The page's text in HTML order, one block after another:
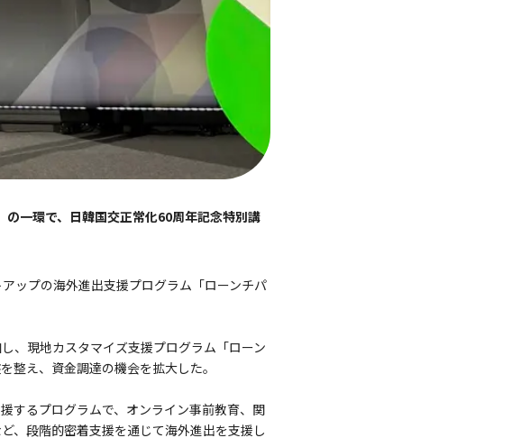
一環で、日韓国交正常化60周年記念特別講
ップの海外進出支援プログラム「ローンチパ
、現地カスタマイズ支援プログラム「ローン
整え、資金調達の機会を拡大した。
するプログラムで、オンライン事前教育、関
、段階的密着支援を通じて海外進出を支援し